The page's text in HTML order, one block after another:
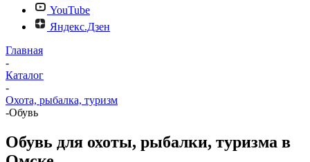
YouTube
Яндекс.Дзен
Главная
-
Каталог
-
Охота, рыбалка, туризм
-Обувь
Обувь для охоты, рыбалки, туризма в